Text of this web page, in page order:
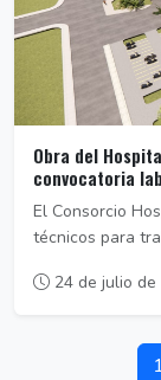
Obra del
convocatoria
El Consorcio
técnicos para
24 de julio de